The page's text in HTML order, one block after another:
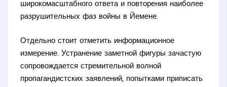
широкомасштабного ответа и повторения наиболее
разрушительных фаз войны в Йемене.
Отдельно стоит отметить информационное
измерение. Устранение заметной фигуры зачастую
сопровождается стремительной волной
пропагандистских заявлений, попытками приписать